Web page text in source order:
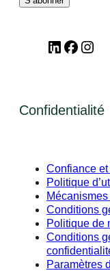
LinkedIn
Confidentialité
Confiance
Politique
Conditions
Politique de
Conditions
Paramètres